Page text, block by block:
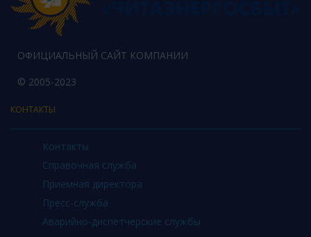
ОФИЦИАЛЬНЫЙ САЙТ КОМПАНИИ
© 2005-2023
КОНТАКТЫ
Контакты
Справочная служба
Приемная директора
Пресс-служба
Аварийно-диспетчерские службы